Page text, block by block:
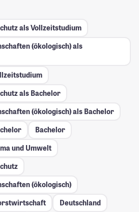
als Vollzeitstudium
(ökologisch) als
als Bachelor
(ökologisch) als Bachelor
Bachelor
und Umwelt
(ökologisch)
Deutschland